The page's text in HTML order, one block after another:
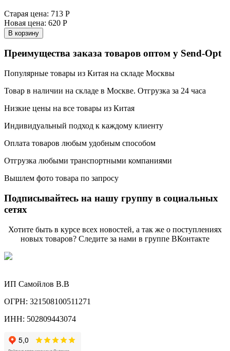
Старая цена: 713 Р
Новая цена: 620 Р
В корзину
Преимущества заказа товаров оптом у Send-Opt
Популярные товары из Китая на складе Москвы
Товар в наличии на складе в Москве. Отгрузка за 24 часа
Низкие цены на все товары из Китая
Индивидуальный подход к каждому клиенту
Оплата товаров любым удобным способом
Отгрузка любыми транспортными компаниями
Вышлем фото товара по запросу
Подписывайтесь на нашу группу в социальных
сетях
Хотите быть в курсе всех новостей, а так же о поступлениях
новых товаров? Следите за нами в группе ВКонтакте
ИП Самойлов В.В
ОГРН: 321508100511271
ИНН: 502809443074